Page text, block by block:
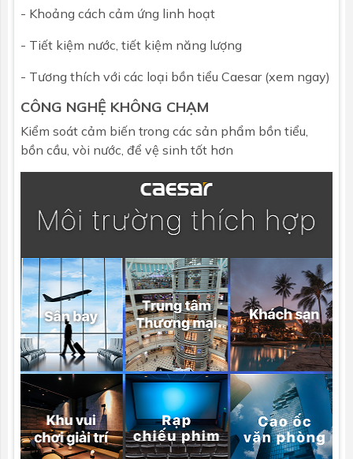
- Khoảng cách cảm ứng linh hoạt
- Tiết kiệm nước, tiết kiệm năng lượng
- Tương thích với các loại bồn tiểu Caesar (xem ngay)
CÔNG NGHỆ KHÔNG CHẠM
Kiểm soát cảm biến trong các sản phẩm bồn tiểu,
bồn cầu, vòi nước, để vệ sinh tốt hơn